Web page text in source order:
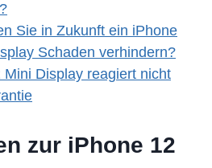
Sie in Zukunft ein iPhone
Schaden verhindern?
Mini Display reagiert nicht
zur iPhone 12